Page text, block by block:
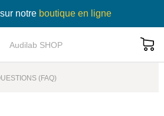
notre boutique en ligne
(FAQ)